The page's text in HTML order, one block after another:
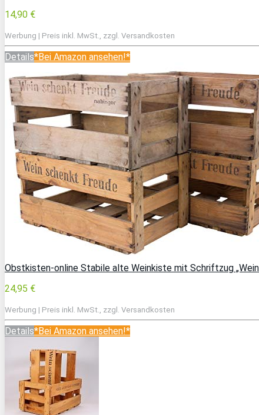
14,90 €
Werbung | Preis inkl. MwSt., zzgl. Versandkosten
Details*Bei Amazon ansehen!*
Obstkisten-online Stabile alte Weinkiste mit Schriftzug
24,95 €
Werbung | Preis inkl. MwSt., zzgl. Versandkosten
Details*Bei Amazon ansehen!*